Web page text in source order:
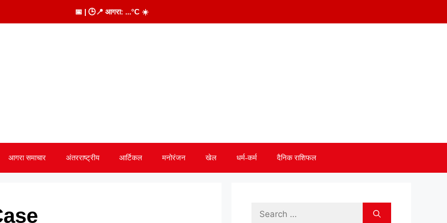
📅 | 🕒📍 आगरा: ...°C ☀️
आगरा समाचार अंतरराष्ट्रीय आर्टिकल मनोरंजन खेल धर्म-कर्म दैनिक राशिफल
Search